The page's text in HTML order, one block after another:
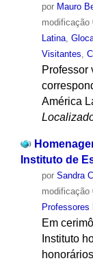
por Mauro
modificação
Latina,
Visitantes
Professor
América
Instituto de
por Sandra
modificação
Professores
Em
Instituto